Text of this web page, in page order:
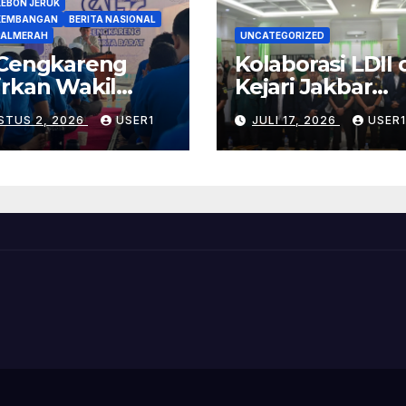
JERUK
BERITA NASIONAL
Wakil
DPD LDII
Jakarta Barat
2, 2026 USER1
UNCATEGORIZED
Kolaborasi LDII
Kejari Jakbar
Edukasi Santri
Pondok
JULI 17, 2026 USER1